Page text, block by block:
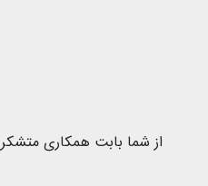
از شما بابت همکاری